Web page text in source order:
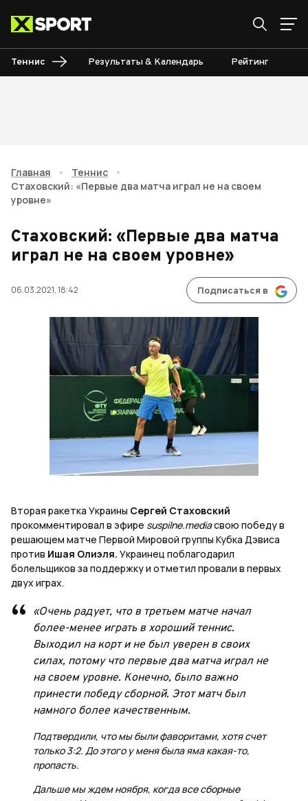
Теннис Результаты & Календарь Рейтинг
Главная • Теннис
•
Cтаховский: «Первые два матча играл не на своем
уровне»
Cтаховский: «Первые два матча
играл не на своем уровне»
06.03.2021, 18:42 Подписаться в
Вторая ракетка Украины Сергей Стаховский
прокомментировал в эфире suspilne.mediaсвою победу в
решающем матче Первой Мировой группы Кубка Дэвиса
против Ишая Олиэля. Украинец поблагодарил
болельщиков за поддержку и отметил провали в первых
двух играх.
«Очень радует, что в третьем матче начал
более-менее играть в хороший теннис.
Выходил на корт и не был уверен в своих
силах, потому что первые два матча играл не
на своем уровне. Конечно, было важно
принести победу сборной. Этот матч был
намного более качественным.
Подтвердили, что мы были фаворитами, хотя счет
только 3:2. До этого у меня была яма какая-то,
пропасть.
Дальше мы ждем ноября, когда все сборные